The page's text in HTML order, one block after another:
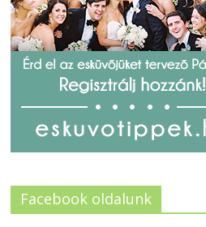
Facebook oldalunk